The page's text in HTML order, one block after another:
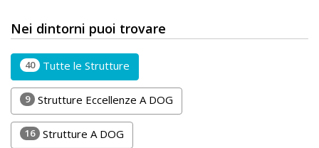
Inserisci
Attività
Accedi
Nei dintorni puoi trovare
40 Tutte le Strutture
9 Strutture Eccellenze A DOG
16 Strutture A DOG